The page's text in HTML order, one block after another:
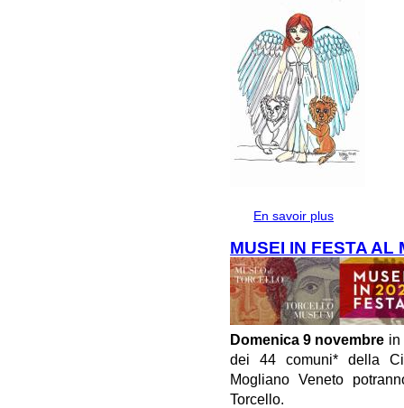
En savoir plus
MUSEI IN FESTA AL
Domenica 9 novembre in
dei 44 comuni* della
Mogliano Veneto
Torcello.